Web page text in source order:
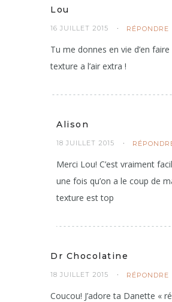
Lou
16 JUILLET 2015 RÉPONDRE
Tu me donnes en vie d’en faire
texture a l’air extra !
Alison
18 JUILLET 2015
Merci Lou! C’est vraiment
une fois qu’on a le coup de
texture est top
Dr Chocolatine
18 JUILLET 2015 RÉPONDRE
Coucou! J’adore ta Danette «